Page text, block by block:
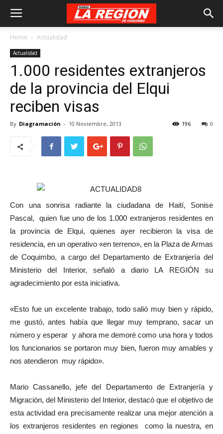
Home Actualidad
Actualidad
1.000 residentes extranjeros
de la provincia del Elqui
reciben visas
By Diagramación - 10 Noviembre, 2013 0
196
Con una sonrisa radiante la ciudadana de Haití, Sonise
Pascal, quien fue uno de los 1.000 extranjeros residentes en
la provincia de Elqui, quienes ayer recibieron la visa de
residencia, en un operativo «en terreno», en la Plaza de Armas
de Coquimbo, a cargo del Departamento de Extranjería del
Ministerio del Interior, señaló a diario LA REGIÓN su
agradecimiento por esta iniciativa.
«Esto fue un excelente trabajo, todo salió muy bien y rápido,
me gustó, antes había que llegar muy temprano, sacar un
número y esperar y ahora me demoré como una hora y todos
los funcionarios se portaron muy bien, fueron muy amables y
nos atendieron muy rápido».
Mario Cassanello, jefe del Departamento de Extranjería y
Migración, del Ministerio del Interior, destacó que el objetivo de
esta actividad era precisamente realizar una mejor atención a
los extranjeros residentes en regiones como la nuestra, en